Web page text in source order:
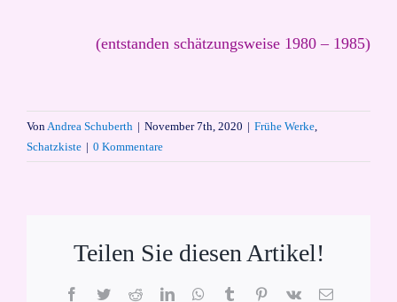
(entstanden schätzungsweise 1980 – 1985)
VonAndrea Schuberth | November 7th, 2020 | Frühe Werke,
Schatzkiste | 0 Kommentare
Teilen Sie diesen Artikel!
Facebook
TwitterRedditLinkedInWhatsApp
TumblrPinterest
Vk
E-